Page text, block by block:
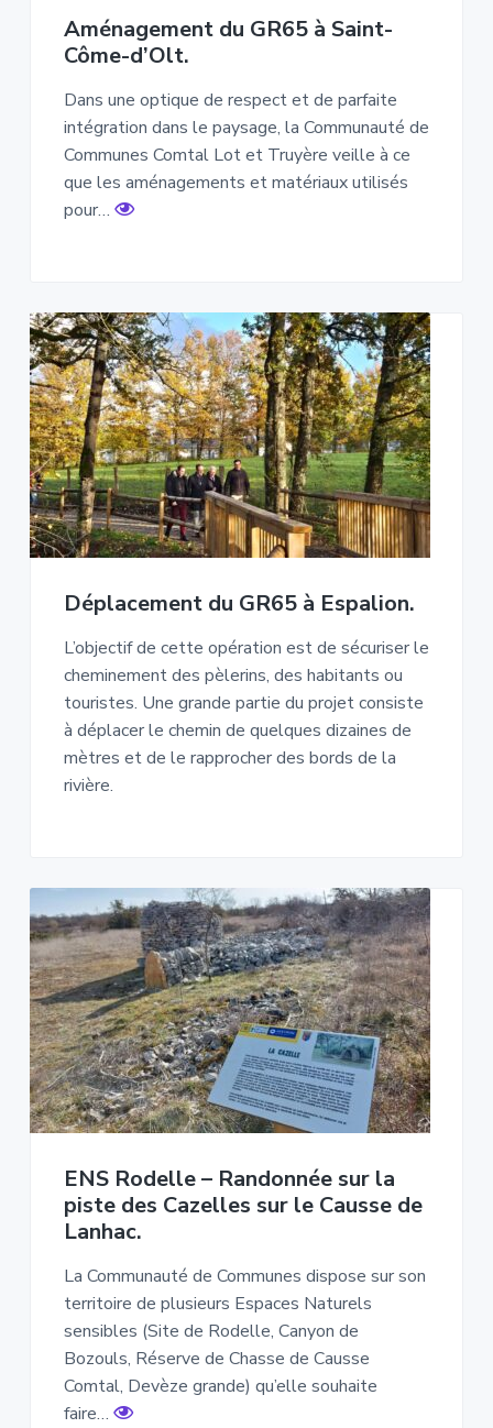
Aménagement du GR65 à Saint-
Côme-d’Olt.
Dans une optique de respect et de parfaite
intégration dans le paysage, la Communauté de
Communes Comtal Lot et Truyère veille à ce
que les aménagements et matériaux utilisés
pour…
Déplacement du GR65 à Espalion.
L’objectif de cette opération est de sécuriser le
cheminement des pèlerins, des habitants ou
touristes. Une grande partie du projet consiste
à déplacer le chemin de quelques dizaines de
mètres et de le rapprocher des bords de la
rivière.
ENS Rodelle – Randonnée sur la
piste des Cazelles sur le Causse de
Lanhac.
La Communauté de Communes dispose sur son
territoire de plusieurs Espaces Naturels
sensibles (Site de Rodelle, Canyon de
Bozouls, Réserve de Chasse de Causse
Comtal, Devèze grande) qu’elle souhaite
faire…